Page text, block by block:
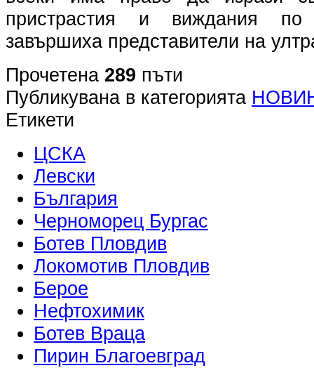
пристрастия и виждания по
завършиха представители на
Прочетена 289 пъти
Публикувана в категорията
Етикети
ЦСКА
Левски
България
Черноморец Бургас
Ботев Пловдив
Локомотив Пловдив
Берое
Нефтохимик
Ботев Враца
Пирин Благоевград